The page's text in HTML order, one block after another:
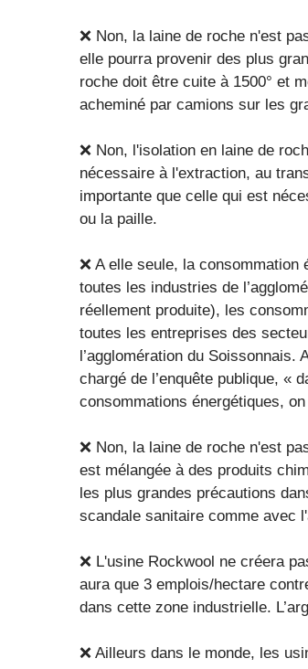
❌ Non, la laine de roche n'est
elle pourra provenir des plus
roche doit être cuite à 1500° et
acheminé par camions sur les
❌ Non, l'isolation en laine de
nécessaire à l'extraction, au
importante que celle qui est
ou la paille.
❌ A elle seule, la
toutes les industries de
réellement produite), les
toutes les entreprises des
l’agglomération du Soissonnais.
chargé de l’enquête publique, «
consommations énergétiques,
❌ Non, la laine de roche n'est
est mélangée à des produits
les plus grandes précautions
scandale sanitaire comme avec
❌ L'usine Rockwool ne créera
aura que 3 emplois/hectare
dans cette zone industrielle.
❌ Ailleurs dans le monde, les